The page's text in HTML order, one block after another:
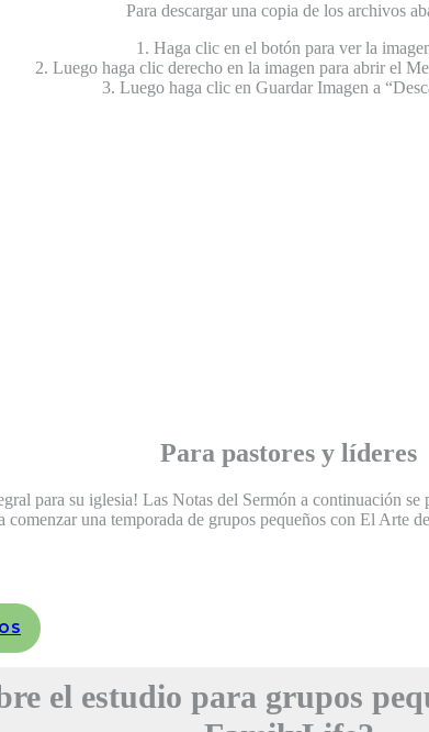
Para descargar una copia de los archivos
1. Haga clic en el botón para ver la
2. Luego haga clic derecho en la imagen para abrir el
3. Luego haga clic en Guardar Imagen a
Para pastores y líderes​
para su iglesia! Las Notas del Sermón a continuación
comenzar una temporada de grupos pequeños con El Arte
el estudio para grupos